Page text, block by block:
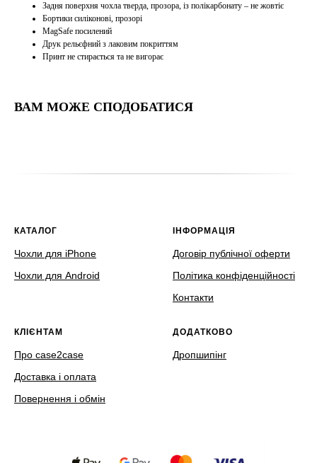
Задня поверхня чохла тверда, прозора, із полікарбонату – не жовтіє
Бортики силіконові, прозорі
MagSafe посилений
Друк рельєфний з лаковим покриттям
Принт не стирається та не вигорає
ВАМ МОЖЕ СПОДОБАТИСЯ
КАТАЛОГ
Чохли для iPhone
Чохли для Android
ІНФОРМАЦІЯ
Договір публічної оферти
Політика конфіденційності
Контакти
КЛІЄНТАМ
Про case2case
Доставка і оплата
Повернення і обмін
ДОДАТКОВО
Дропшипінг